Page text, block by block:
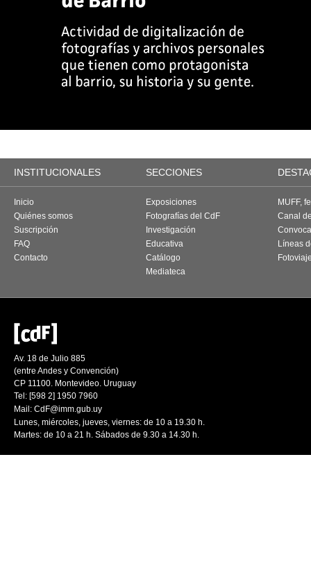
INSTITUCIONALES SECCIONES
Inicio
Quiénes somos
Suscripción
FAQ
Contacto
Exposiciones
Fotografías del CdF
Investigación
Educativa
Catálogo
Mediateca
MUFF,
Canal
Líneas
Av. 18 de Julio 885
(entre Andes y Convención)
CP 11100. Montevideo. Uruguay
Tel: [598 2] 1950 7960
Mail: CdF@imm.gub.uy
Lunes, miércoles, jueves, viernes: de 10 a 19.30 h.
Martes: de 10 a 21 h. Sábados de 9.30 a 14.30 h.